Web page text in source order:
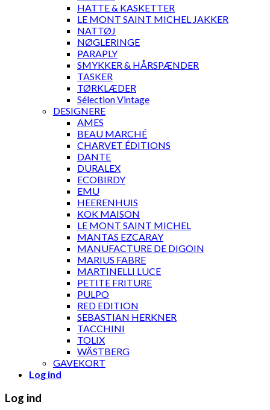
HATTE & KASKETTER
LE MONT SAINT MICHEL JAKKER
NATTØJ
NØGLERINGE
PARAPLY
SMYKKER & HÅRSPÆNDER
TASKER
TØRKLÆDER
Sélection Vintage
DESIGNERE
AMES
BEAU MARCHÉ
CHARVET ÉDITIONS
DANTE
DURALEX
ECOBIRDY
EMU
HEERENHUIS
KOK MAISON
LE MONT SAINT MICHEL
MANTAS EZCARAY
MANUFACTURE DE DIGOIN
MARIUS FABRE
MARTINELLI LUCE
PETITE FRITURE
PULPO
RED EDITION
SEBASTIAN HERKNER
TACCHINI
TOLIX
WÄSTBERG
GAVEKORT
Log ind
Log ind